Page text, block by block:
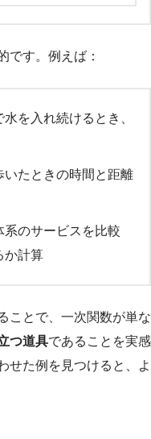
です。例えば：
水を入れ続けるとき、
いたときの時間と距離
系のサービスを比較
か計算
ことで、一次関数が単な
つ道具であることを実感
せた例を見つけると、よ